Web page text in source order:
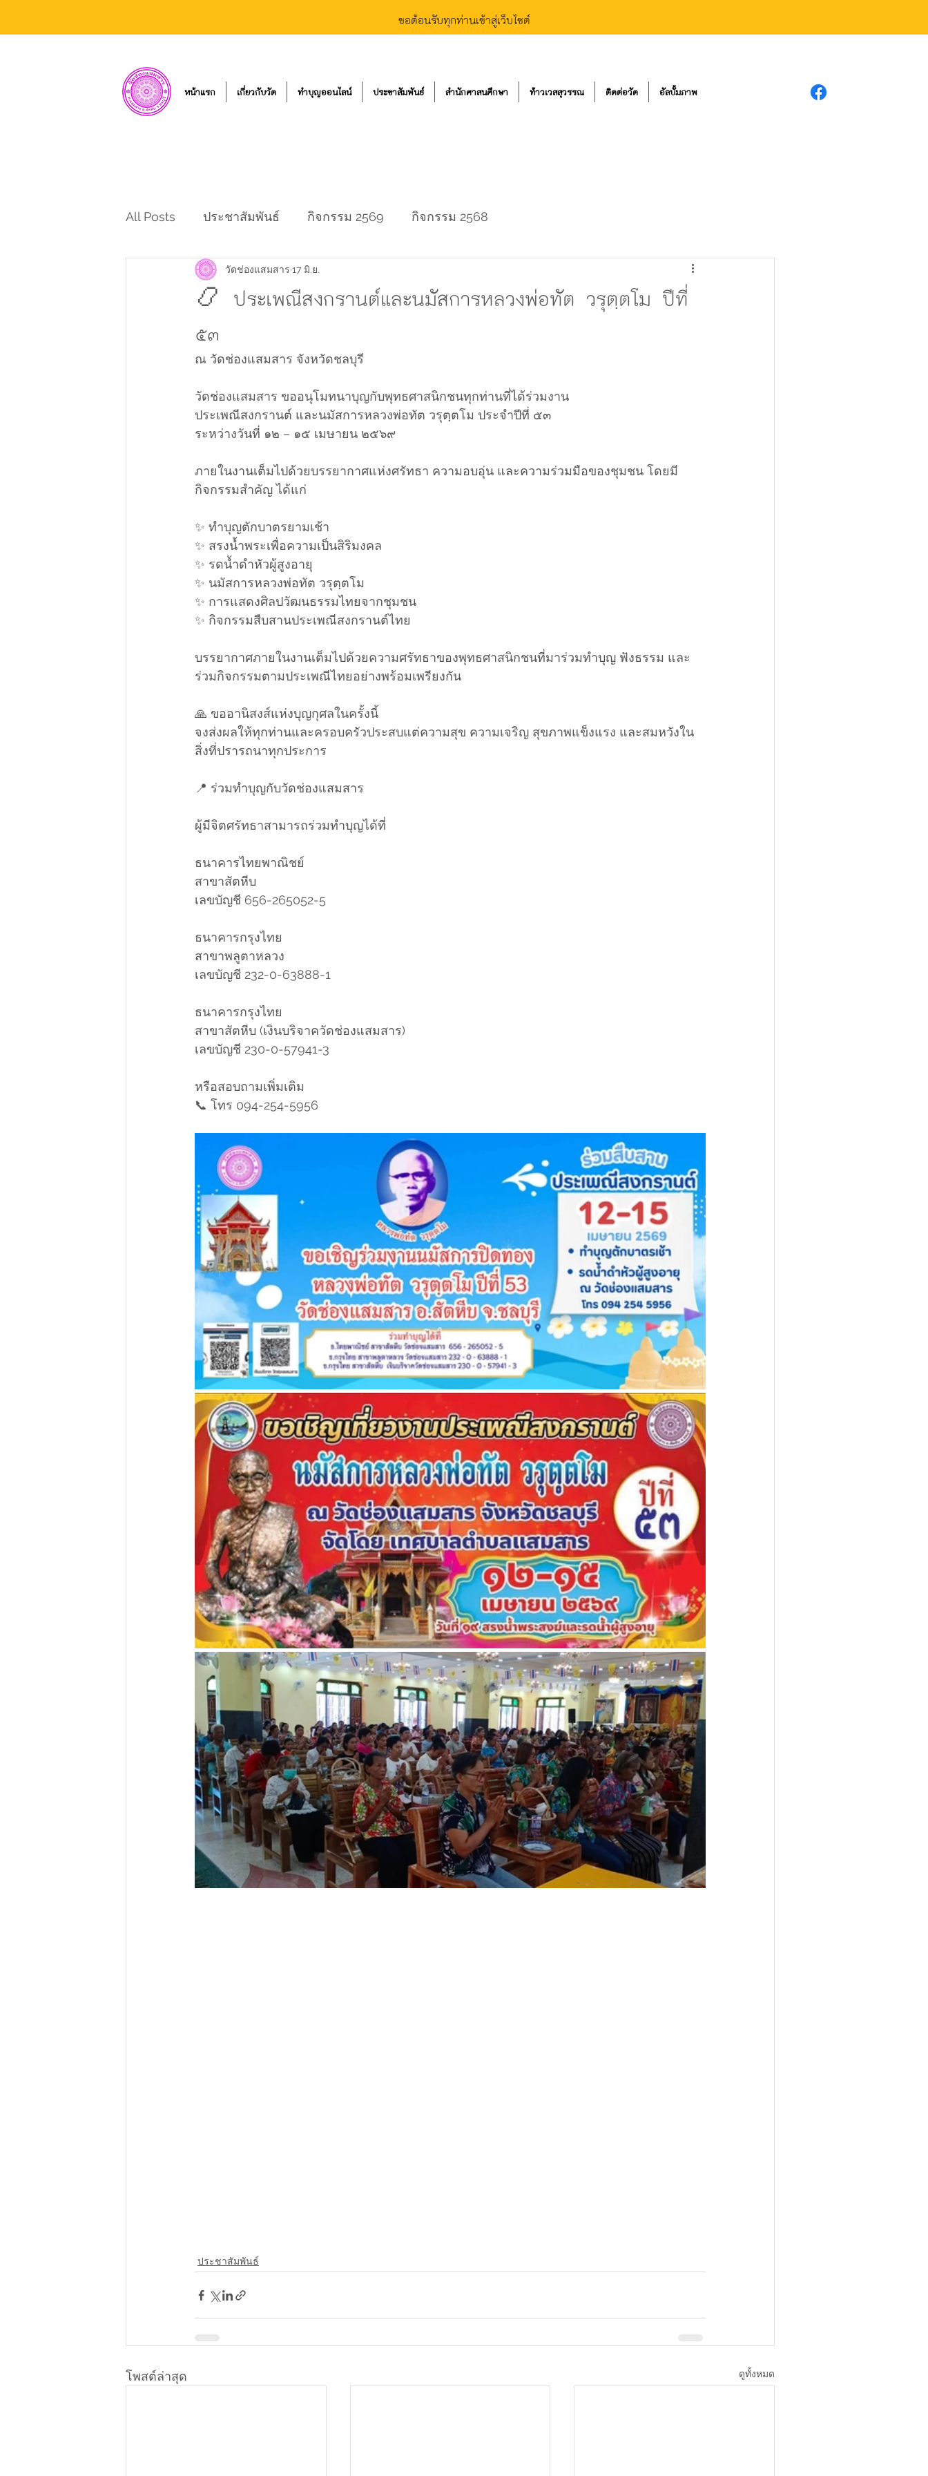
ขอต้อนรับทุกท่านเข้าสู่เว็บไซต์
หน้าแรก เกี่ยวกับวัด ทำบุญออนไลน์ ประชาสัมพันธ์ สำนักศาสนศึกษา ท้าวเวสสุวรรณ ติดต่อวัด อัลบั้มภาพ
All Posts ประชาสัมพันธ์ กิจกรรม 2569 กิจกรรม 2568
📿 ประเพณีสงกรานต์และนมัสการหลวงพ่อทัต วรุตฺตโม ปีที่
๕๓
วัดช่องแสมสาร 17 มิ.ย.
ณ วัดช่องแสมสาร จังหวัดชลบุรี
วัดช่องแสมสาร ขออนุโมทนาบุญกับพุทธศาสนิกชนทุกท่านที่ได้ร่วมงาน
ประเพณีสงกรานต์ และนมัสการหลวงพ่อทัต วรุตฺตโม ประจำปีที่ ๕๓
ระหว่างวันที่ ๑๒ – ๑๕ เมษายน ๒๕๖๙
ภายในงานเต็มไปด้วยบรรยากาศแห่งศรัทธา ความอบอุ่น และความร่วมมือของชุมชน โดยมี
กิจกรรมสำคัญ ได้แก่
✨ ทำบุญตักบาตรยามเช้า
✨ สรงน้ำพระเพื่อความเป็นสิริมงคล
✨ รดน้ำดำหัวผู้สูงอายุ
✨ นมัสการหลวงพ่อทัต วรุตฺตโม
✨ การแสดงศิลปวัฒนธรรมไทยจากชุมชน
✨ กิจกรรมสืบสานประเพณีสงกรานต์ไทย
บรรยากาศภายในงานเต็มไปด้วยความศรัทธาของพุทธศาสนิกชนที่มาร่วมทำบุญ ฟังธรรม และ
ร่วมกิจกรรมตามประเพณีไทยอย่างพร้อมเพรียงกัน
🙏 ขออานิสงส์แห่งบุญกุศลในครั้งนี้
จงส่งผลให้ทุกท่านและครอบครัวประสบแต่ความสุข ความเจริญ สุขภาพแข็งแรง และสมหวังใน
สิ่งที่ปรารถนาทุกประการ
📍 ร่วมทำบุญกับวัดช่องแสมสาร
ผู้มีจิตศรัทธาสามารถร่วมทำบุญได้ที่
ธนาคารไทยพาณิชย์
สาขาสัตหีบ
เลขบัญชี 656-265052-5
ธนาคารกรุงไทย
สาขาพลูตาหลวง
เลขบัญชี 232-0-63888-1
ธนาคารกรุงไทย
สาขาสัตหีบ (เงินบริจาควัดช่องแสมสาร)
เลขบัญชี 230-0-57941-3
หรือสอบถามเพิ่มเติม
📞 โทร 094-254-5956
ประชาสัมพันธ์
โพสต์ล่าสุด ดูทั้งหมด